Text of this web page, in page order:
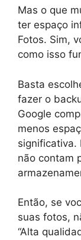
Mas o que
ter espaço
Fotos. Sim,
como isso
Basta
fazer o
Google
menos
significativa.
não contam
Então, se
suas fotos,
“Alta